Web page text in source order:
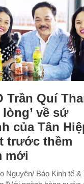
Trần Quí
lòng’ về sứ
của Tân
trước thềm
mới
Nguyên/ Báo Kinh tế &